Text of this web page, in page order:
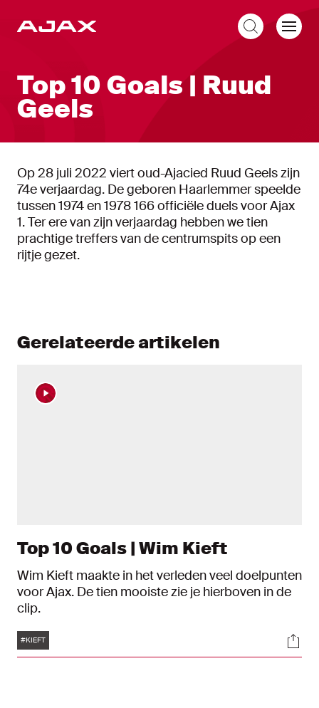
Top 10 Goals | Ruud
Geels
Op 28 juli 2022 viert oud-Ajacied Ruud Geels zijn
74e verjaardag. De geboren Haarlemmer speelde
tussen 1974 en 1978 166 officiële duels voor Ajax
1. Ter ere van zijn verjaardag hebben we tien
prachtige treffers van de centrumspits op een
rijtje gezet.
Gerelateerde artikelen
Top 10 Goals | Wim Kieft
Wim Kieft maakte in het verleden veel doelpunten
voor Ajax. De tien mooiste zie je hierboven in de
clip.
Tags
#KIEFT